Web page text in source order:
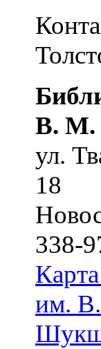
В. М.
ул.
18
338-
Карта
им.